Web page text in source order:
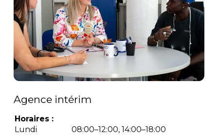
Agence intérim
Horaires :
Lundi
08:00–12:00, 14:00–18:00